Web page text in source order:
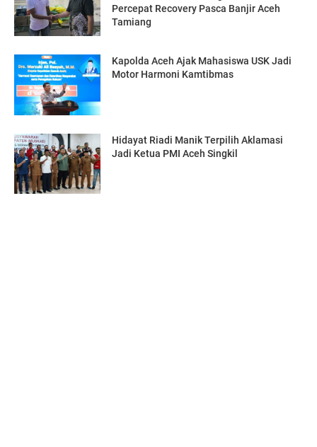
Percepat Recovery Pasca Banjir Aceh
Tamiang
Kapolda Aceh Ajak Mahasiswa USK Jadi
Motor Harmoni Kamtibmas
Hidayat Riadi Manik Terpilih Aklamasi
Jadi Ketua PMI Aceh Singkil